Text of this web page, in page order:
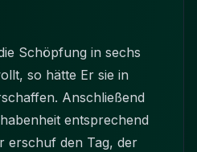
Schöpfung in sechs
so hätte Er sie in
Anschließend
entsprechend
erschuf den Tag, der